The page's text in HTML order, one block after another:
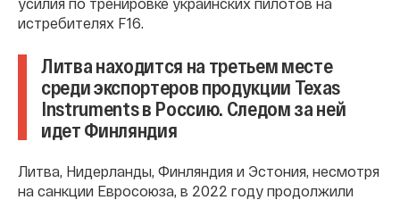
истребителях F16.
Литва находится на третьем месте
среди экспортеров продукции Texas
Instruments в Россию. Следом за ней
идет Финляндия
Литва, Нидерланды, Финляндия и Эстония, несмотря
на санкции Евросоюза, в 2022 году продолжили